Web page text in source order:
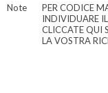
Note
PER CODICE
INDIVIDUARE
CLICCATE QUI
LA VOSTRA